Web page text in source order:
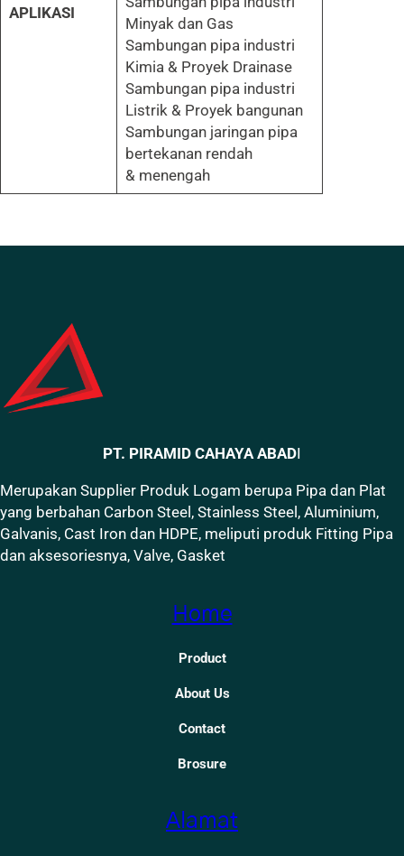
APLIKASI
Minyak dan Gas
Sambungan pipa industri
Kimia & Proyek Drainase
Sambungan pipa industri
Listrik & Proyek bangunan
Sambungan jaringan pipa
bertekanan rendah
& menengah
PT. PIRAMID CAHAYA ABADI
Merupakan Supplier Produk Logam berupa Pipa dan Plat
yang berbahan Carbon Steel, Stainless Steel, Aluminium,
Galvanis, Cast Iron dan HDPE, meliputi produk Fitting Pipa
dan aksesoriesnya, Valve, Gasket
Home
Product
About Us
Contact
Brosure
Alamat